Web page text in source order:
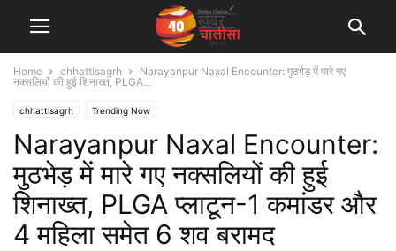
Home chhattisagrh
Narayanpur Naxal Encounter: मुठभेड़ में मारे गए
नक्सलियों की हुई शिनाख्त, PLGA...
chhattisagrh Trending Now
Narayanpur Naxal Encounter:
मुठभेड़ में मारे गए नक्सलियों की हुई
शिनाख्त, PLGA प्लाटून-1 कमांडर और
4 महिला समेत 6 शव बरामद